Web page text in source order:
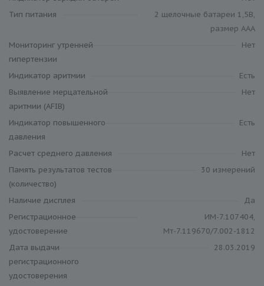
Тип питания
2 щелочные батареи 1,5В,
размер ААА
Мониторинг утренней
гипертензии
Нет
Индикатор аритмии
Есть
Выявление мерцательной
аритмии (AFIB)
Нет
Индикатор повышенного
давления
Есть
Расчет среднего давления
Нет
Память результатов тестов
(количество)
30 измерений
Наличие дисплея
Да
Регистрационное
удостоверение
ИМ-7.107404,
Мт-7.119670/7.002-1812
Дата выдачи
регистрационного
удостоверения
28.03.2019